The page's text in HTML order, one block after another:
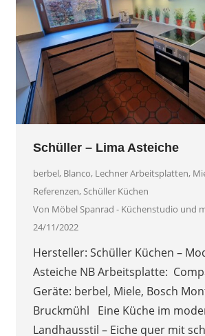
Schüller – Lima Asteiche
berbel, Blanco, Lechner Arbeitsplatten,
Referenzen, Schüller Küchen
Von Möbel Spanrad - Küchenstudio und
24/11/2022
Hersteller: Schüller Küchen –
Asteiche NB Arbeitsplatte:
Geräte: berbel, Miele, Bosch
Bruckmühl Eine Küche im
Landhausstil – Eiche quer mit